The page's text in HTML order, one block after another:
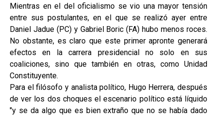
Mientras en el del oficialismo se vio una mayor tensión
entre sus postulantes, en el que se realizó ayer entre
Daniel Jadue (PC) y Gabriel Boric (FA) hubo menos roces.
No obstante, es claro que este primer apronte generará
efectos en la carrera presidencial no solo en sus
coaliciones, sino que también en otras, como Unidad
Constituyente.
Para el filósofo y analista político, Hugo Herrera, después
de ver los dos choques el escenario político está líquido
"y se da algo que es bien extraño que no se había dado